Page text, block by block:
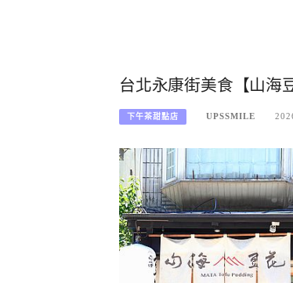
台北永康街美食【山海
下午茶甜點店 UPSSMILE